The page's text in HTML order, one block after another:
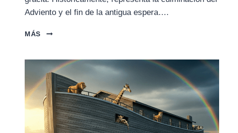
Adviento y el fin de la antigua espera….
MÁS
NOCHEBUENA
DICIEMBRE)